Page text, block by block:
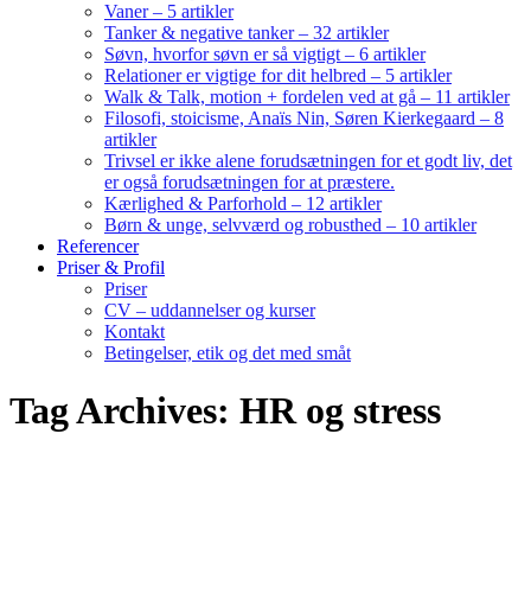
Vaner – 5 artikler
Tanker & negative tanker – 32 artikler
Søvn, hvorfor søvn er så vigtigt – 6 artikler
Relationer er vigtige for dit helbred – 5 artikler
Walk & Talk, motion + fordelen ved at gå – 11 artikler
Filosofi, stoicisme, Anaïs Nin, Søren Kierkegaard – 8
artikler
Trivsel er ikke alene forudsætningen for et godt liv, det
er også forudsætningen for at præstere.
Kærlighed & Parforhold – 12 artikler
Børn & unge, selvværd og robusthed – 10 artikler
Referencer
Priser & Profil
Priser
CV – uddannelser og kurser
Kontakt
Betingelser, etik og det med småt
Tag Archives: HR og stress